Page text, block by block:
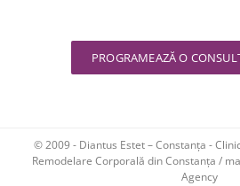
PROGRAMEAZĂ O
© 2009 - Diantus Estet – Constanța -
Remodelare Corporală din Constanța /
Agency